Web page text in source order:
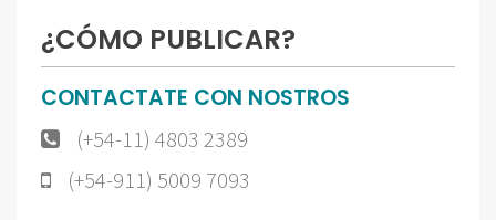
¿CÓMO PUBLICAR?
CONTACTATE CON NOSTROS
(+54-11) 4803 2389
(+54-911) 5009 7093